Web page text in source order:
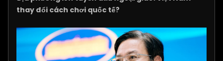
thay đổi cách chơi quốc tế?